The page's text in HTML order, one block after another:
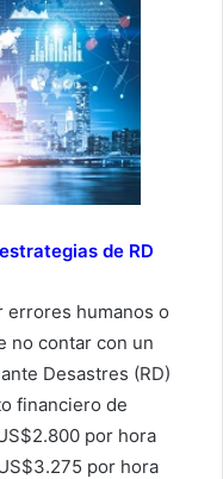
de RD
errores humanos o
no contar con un
Desastres (RD)
financiero de
por hora
por hora